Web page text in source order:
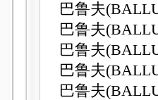
巴鲁夫
巴鲁夫
巴鲁夫
巴鲁夫
巴鲁夫